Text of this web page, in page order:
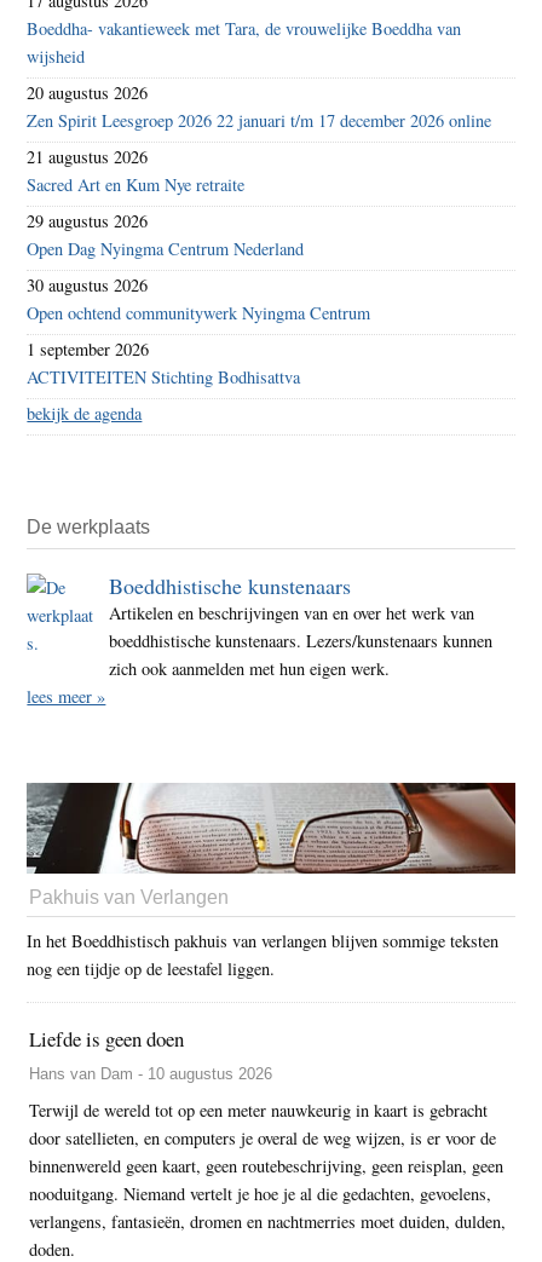
Boeddha- vakantieweek met Tara, de vrouwelijke Boeddha van
wijsheid
20 augustus 2026
Zen Spirit Leesgroep 2026 22 januari t/m 17 december 2026 online
21 augustus 2026
Sacred Art en Kum Nye retraite
29 augustus 2026
Open Dag Nyingma Centrum Nederland
30 augustus 2026
Open ochtend communitywerk Nyingma Centrum
1 september 2026
ACTIVITEITEN Stichting Bodhisattva
bekijk de agenda
De werkplaats
Boeddhistische kunstenaars
Artikelen en beschrijvingen van en over het werk van
boeddhistische kunstenaars. Lezers/kunstenaars kunnen
zich ook aanmelden met hun eigen werk.
lees meer »
Pakhuis van Verlangen
In het Boeddhistisch pakhuis van verlangen blijven sommige teksten
nog een tijdje op de leestafel liggen.
Liefde is geen doen
Hans van Dam - 10 augustus 2026
Terwijl de wereld tot op een meter nauwkeurig in kaart is gebracht
door satellieten, en computers je overal de weg wijzen, is er voor de
binnenwereld geen kaart, geen routebeschrijving, geen reisplan, geen
nooduitgang. Niemand vertelt je hoe je al die gedachten, gevoelens,
verlangens, fantasieën, dromen en nachtmerries moet duiden, dulden,
doden.